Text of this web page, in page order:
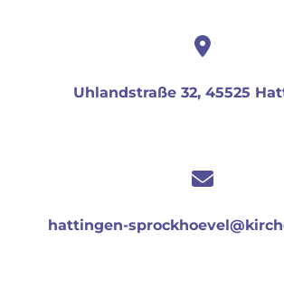
Uhlandstraße 32, 45525
hattingen-